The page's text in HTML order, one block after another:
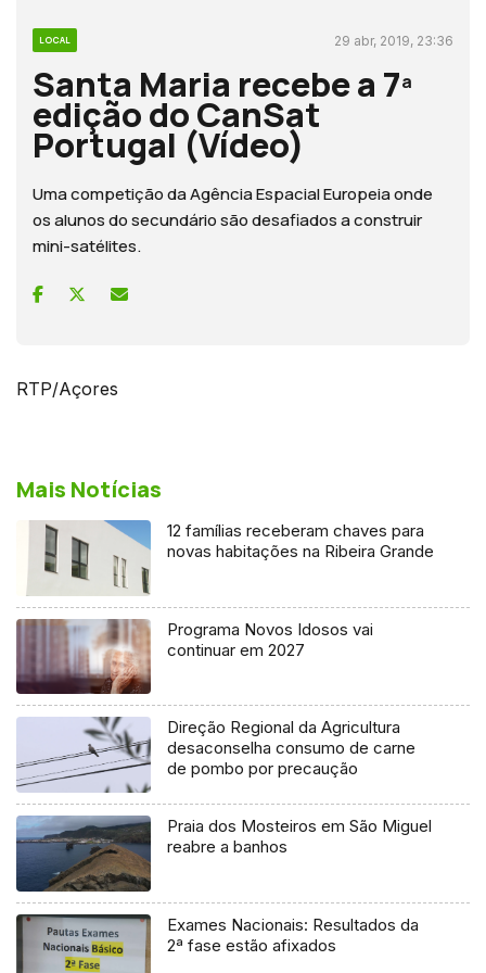
LOCAL 29 abr, 2019, 23:36
Santa Maria recebe a 7ª
edição do CanSat
Portugal (Vídeo)
Uma competição da Agência Espacial Europeia onde
os alunos do secundário são desafiados a construir
mini-satélites.
RTP/Açores
Mais Notícias
12 famílias receberam chaves para
novas habitações na Ribeira Grande
Programa Novos Idosos vai
continuar em 2027
Direção Regional da Agricultura
desaconselha consumo de carne
de pombo por precaução
Praia dos Mosteiros em São Miguel
reabre a banhos
Exames Nacionais: Resultados da
2ª fase estão afixados